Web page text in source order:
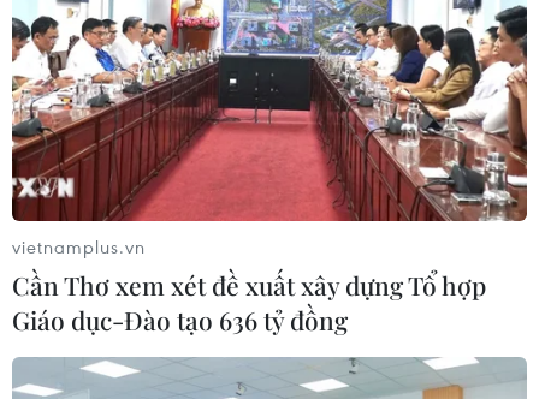
TIN LIÊN QUAN
vietnamplus.vn
Cần Thơ xem xét đề xuất xây dựng Tổ hợp
Giáo dục-Đào tạo 636 tỷ đồng